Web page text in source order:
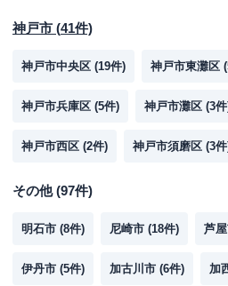
神戸市 (41件)
神戸市中央区 (19件) 神戸市東灘区 (
神戸市兵庫区 (5件) 神戸市灘区 (3
神戸市西区 (2件) 神戸市須磨区 (3
その他(97件)
明石市 (8件) 尼崎市 (18件) 芦
伊丹市 (5件) 加古川市 (6件) 加